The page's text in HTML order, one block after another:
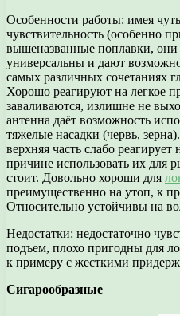
Особенности работы: имея
чувствительность (особенно
вышеназванные поплавки, они
универсальны и дают
самых различных сочетаниях
Хорошо реагируют на легкое
заваливаются, излишне не
антенна даёт возможность
тяжелые насадки (червь,
верхняя часть слабо
причине использовать их для
стоит. Довольно хороши для
преимущественно на утоп, к
Относительно устойчивы на
Недостатки: недостаточно
подъем, плохо пригодны для
к примеру с жесткими
Сигарообразные